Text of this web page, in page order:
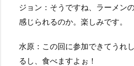
ジョン：そうですね、ラーメン
感じられるのか。楽しみです。
水原：この回に参加できてうれ
るし、食べますよぉ！